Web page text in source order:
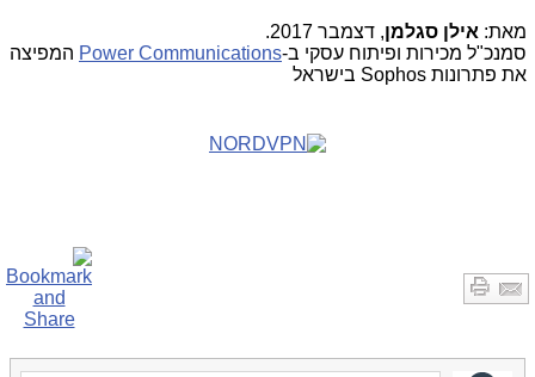
מאת: אילן סגלמן, דצמבר 2017.
סמנכ"ל מכירות ופיתוח עסקי ב-Power Communications המפיצה
את פתרונות Sophos בישראל